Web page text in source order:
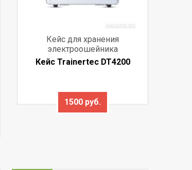
Кейс для хранения
электроошейника
Кейс Trainertec DT4200
1500 руб.